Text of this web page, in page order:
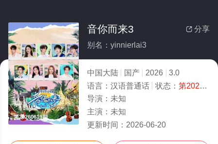
第20260619期
 分享
音你而来3
别名：yinnierlai3
中国大陆 国产 2026
3.0
语言： 汉语普通话 状态： 第20260619期
导演： 未知
主演： 未知
更新时间： 2026-06-20